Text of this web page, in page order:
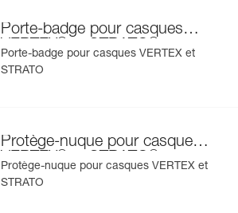
Porte-badge pour casques
VERTEX
et STRATO
Porte-badge pour casques VERTEX et
STRATO
Protège-nuque pour casques
VERTEX
Protège-nuque pour casques VERTEX et
STRATO